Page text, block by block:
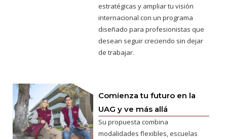
estratégicas y ampliar tu visión
internacional con un programa
diseñado para profesionistas que
desean seguir creciendo sin dejar
de trabajar.
Comienza tu futuro en la
UAG y ve más allá
Su propuesta combina
modalidades flexibles, escuelas